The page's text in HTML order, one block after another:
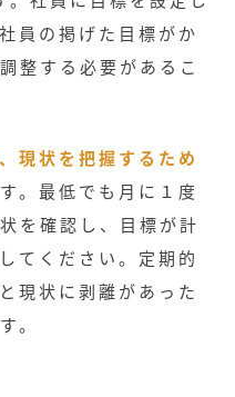
員の掲げた目標がか
整する必要があるこ
現状を把握するため
。最低でも月に１度
を確認し、目標が計
てください。定期的
現状に剥離があった
。